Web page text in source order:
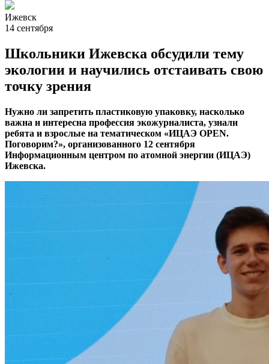
Ижевск
14 сентября
Школьники Ижевска обсудили тему
экологии и научились отстаивать свою
точку зрения
Нужно ли запретить пластиковую упаковку, насколько
важна и интересна профессия экожурналиста, узнали
ребята и взрослые на тематическом «ИЦАЭ OPEN.
Поговорим?», организованного 12 сентября
Информационным центром по атомной энергии (ИЦАЭ)
Ижевска.